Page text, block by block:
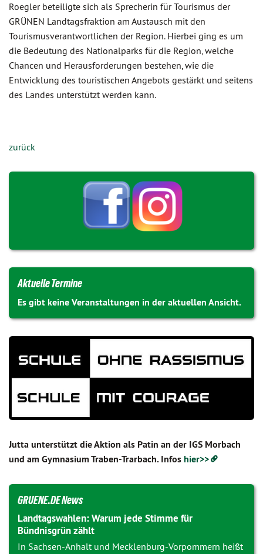
Roegler beteiligte sich als Sprecherin für Tourismus der
GRÜNEN Landtagsfraktion am Austausch mit den
Tourismusverantwortlichen der Region. Hierbei ging es um
die Bedeutung des Nationalparks für die Region, welche
Chancen und Herausforderungen bestehen, wie die
Entwicklung des touristischen Angebots gestärkt und seitens
des Landes unterstützt werden kann.
zurück
Aktuelle Termine
Es gibt keine Veranstaltungen in der aktuellen Ansicht.
Jutta unterstützt die Aktion als Patin an der IGS Morbach
und am Gymnasium Traben-Trarbach. Infoshier>>
GRUENE.DE News
Landtagswahlen: Warum jede Stimme für
Bündnisgrün zählt
In Sachsen-Anhalt und Mecklenburg-Vorpommern heißt